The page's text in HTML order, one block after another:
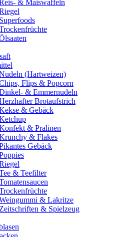
& Maiswaffeln
Superfoods
(Hartweizen)
Flips & Popcorn
& Emmernudeln
Brotaufstrich
& Gebäck
& Pralinen
& Flakes
Gebäck
& Teefilter
& Lakritze
Zeitschriften & Spielzeug